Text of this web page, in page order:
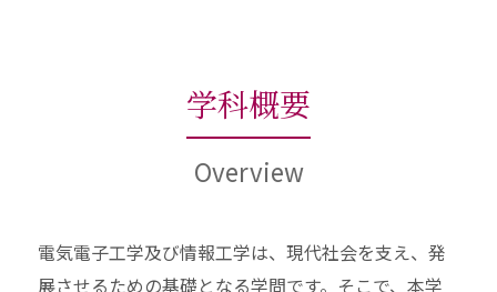
学科概要
Overview
電気電子工学及び情報工学は、現代社会を支え、発
展させるための基礎となる学問です。そこで、本学